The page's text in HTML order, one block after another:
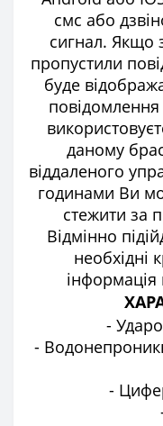
смс або
сигнал. Якщо
пропустили
буде
даному
віддаленого
годинами Ви
стежити за
Відмінно
необхідні
інформація
-
-
-